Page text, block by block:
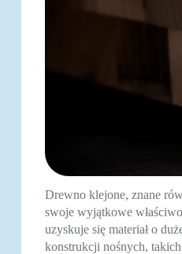
Drewno klejone, znane
swoje wyjątkowe
uzyskuje się materiał o
konstrukcji nośnych,